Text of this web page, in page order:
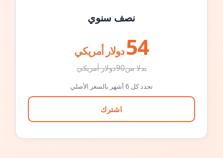
نصف سنوي
54 دولار أمريكي
بدلا من90دولار أمريكي
تجدد كل 6 أشهر بالسعر الأصلي
اشترك